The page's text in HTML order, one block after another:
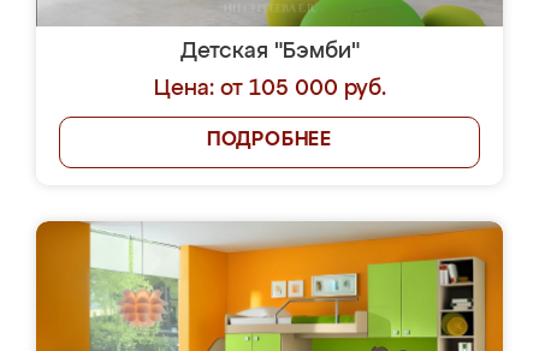
Детская "Бэмби"
Цена: от 105 000 руб.
ПОДРОБНЕЕ